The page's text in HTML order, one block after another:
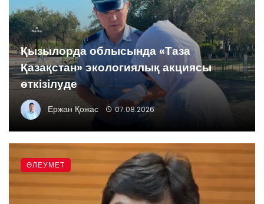
Қызылорда облысында «Таза
Қазақстан» экологиялық акциясы
өткізілуде
Ержан Қожас 07.08.2026
ӘЛЕУМЕТ